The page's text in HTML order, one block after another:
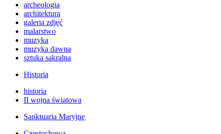
archeologia
architektura
galeria zdjęć
malarstwo
muzyka
muzyka dawna
sztuka sakralna
Historia
historia
II wojna światowa
Sanktuaria Maryjne